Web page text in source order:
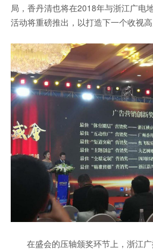
局，香丹清也将在2018年与浙江广电
活动将重磅推出，以打造下一个收视高
在盛会的压轴颁奖环节上，浙江